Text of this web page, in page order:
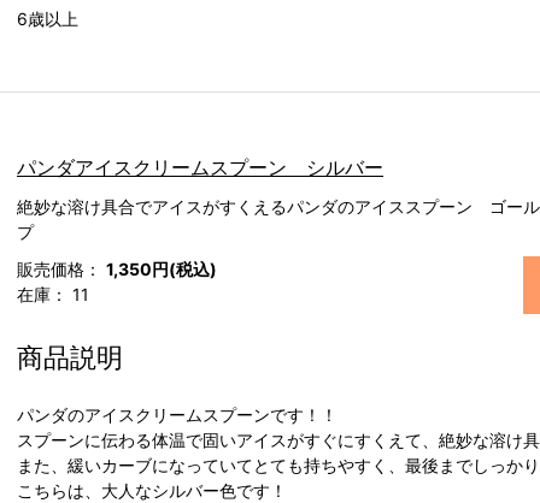
6歳以上
パンダアイスクリームスプーン シルバー
絶妙な溶け具合でアイスがすくえるパンダのアイススプーン ゴー
プ
販売価格： 1,350円(税込)
在庫： 11
商品説明
パンダのアイスクリームスプーンです！！
スプーンに伝わる体温で固いアイスがすぐにすくえて、絶妙な溶け
また、緩いカーブになっていてとても持ちやすく、最後までしっか
こちらは、大人なシルバー色です！